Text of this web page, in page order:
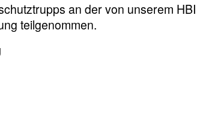
an der von unserem
teilgenommen.